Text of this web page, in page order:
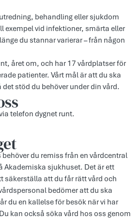
behandling eller sjukdom
exempel vid infektioner, smärta eller
du stannar varierar – från någon
året om, och har 17 vårdplatser för
patienter. Vårt mål är att du ska
det stöd du behöver under din vård.
telefon dygnet runt.
du remiss från en vårdcentral
Akademiska sjukhuset. Det är ett
säkerställa att du får rätt vård och
bedömer att du ska
du en kallelse för besök när vi har
kan också söka vård hos oss genom